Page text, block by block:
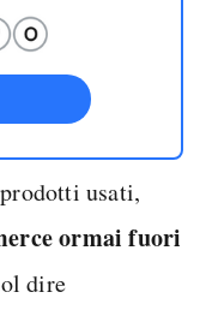
usati,
ormai fuori
dire